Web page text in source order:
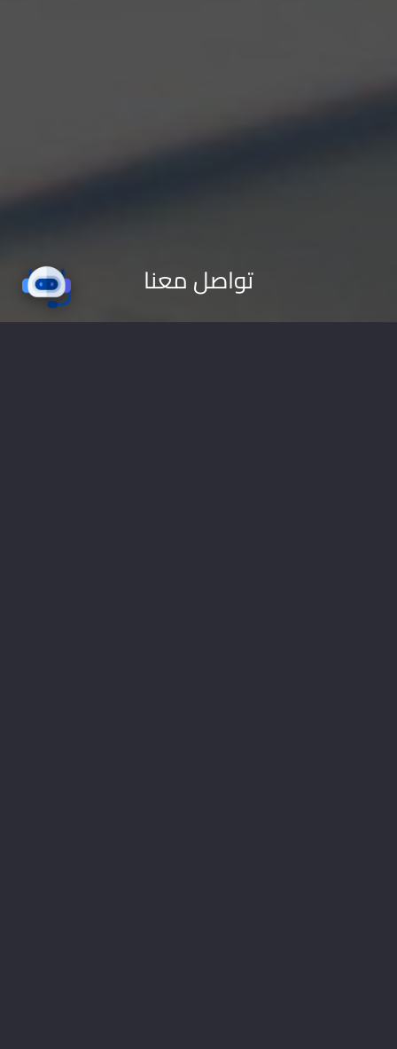
تواصل معنا